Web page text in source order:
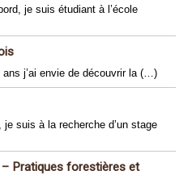
je suis étudiant à l’école
j’ai envie de découvrir la (…)
suis à la recherche d’un stage
– Pratiques forestières et